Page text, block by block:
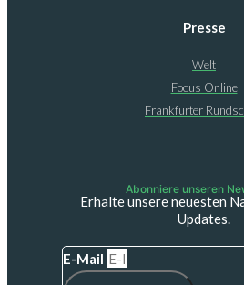
Presse
Welt
Focus Online
Frankfurter
Abonniere unseren
Erhalte unsere neuesten
Updates.
E-Mail